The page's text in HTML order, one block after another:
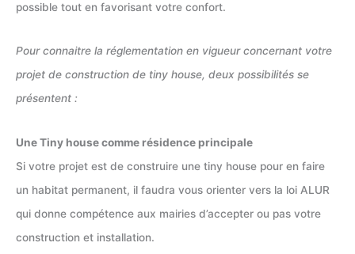
possible tout en favorisant votre confort.
Pour connaitre la réglementation en vigueur concernant votre
projet de construction de tiny house, deux possibilités se
présentent :
Une Tiny house comme résidence principale
Si votre projet est de construire une tiny house pour en faire
un habitat permanent, il faudra vous orienter vers la loi ALUR
qui donne compétence aux mairies d’accepter ou pas votre
construction et installation.